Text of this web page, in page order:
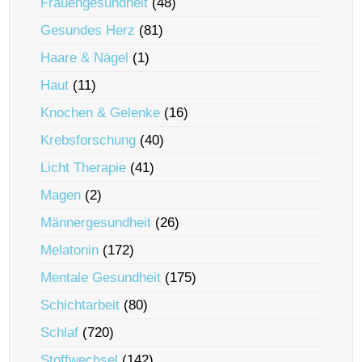
Gesundes Herz (81)
Haare & Nägel (1)
Haut (11)
Knochen & Gelenke (16)
Krebsforschung (40)
Licht Therapie (41)
Magen (2)
Männergesundheit (26)
Melatonin (172)
Mentale Gesundheit (175)
Schichtarbeit (80)
Schlaf (720)